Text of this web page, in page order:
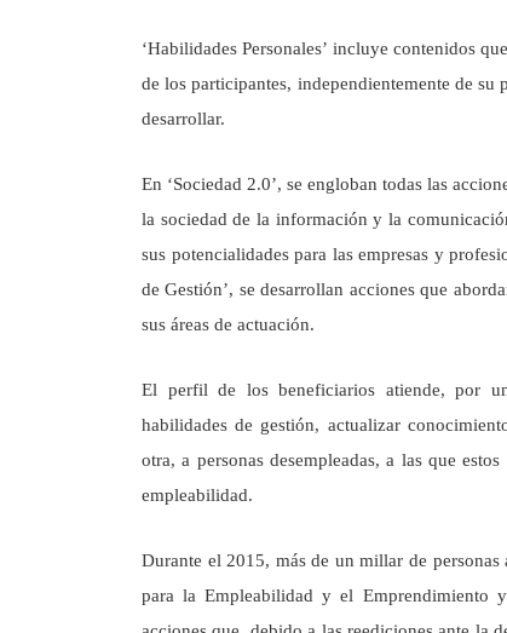
‘Habilidades Personales’ incluye contenidos
de los participantes, independientemente de
desarrollar.
En ‘Sociedad 2.0’, se engloban todas las
la sociedad de la información y la
sus potencialidades para las empresas y
de Gestión’, se desarrollan acciones que
sus áreas de actuación.
El perfil de los beneficiarios atiende, por
habilidades de gestión, actualizar
otra, a personas desempleadas, a las que
empleabilidad.
Durante el 2015, más de un millar de
para la Empleabilidad y el